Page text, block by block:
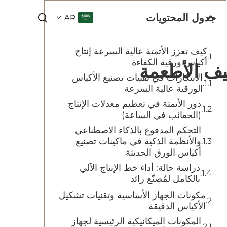
AR
الأطعمة
جدول المحتويات
كيف تعزز الأتمتة عالية السرعة إنتاج
أكياس ورقية الكفاءة
الابتكارات في تقنيات تصنيع الأكياس
الورقية عالية السرعة
دور الأتمتة في تعظيم معدلات الإنتاج
(الحقائب في الساعة)
التحكم المدفوع بالذكاء الاصطناعي
والأنظمة الذكية في ماكينات تصنيع
أكياس الورق الحديثة
دراسة حالة: أداء خط الإنتاج الآلي
بالكامل لمُصنّع رائد
مكونات الجهاز الأساسية وتقنيات تشكيل
الأكياس الدقيقة
المكونات الميكانيكية الرئيسية لجهاز